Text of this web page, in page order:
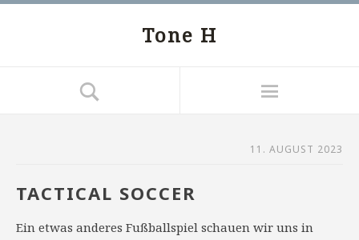
Tone H
11. AUGUST 2023
TACTICAL SOCCER
Ein etwas anderes Fußballspiel schauen wir uns in